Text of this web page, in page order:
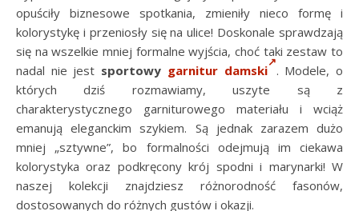
opuściły biznesowe spotkania, zmieniły nieco formę i
kolorystykę i przeniosły się na ulice! Doskonale sprawdzają
się na wszelkie mniej formalne wyjścia, choć taki zestaw to
nadal nie jest sportowy garnitur damski . Modele, o
których dziś rozmawiamy, uszyte są z
charakterystycznego garniturowego materiału i wciąż
emanują eleganckim szykiem. Są jednak zarazem dużo
mniej „sztywne”, bo formalności odejmują im ciekawa
kolorystyka oraz podkręcony krój spodni i marynarki! W
naszej kolekcji znajdziesz różnorodność fasonów,
dostosowanych do różnych gustów i okazji.